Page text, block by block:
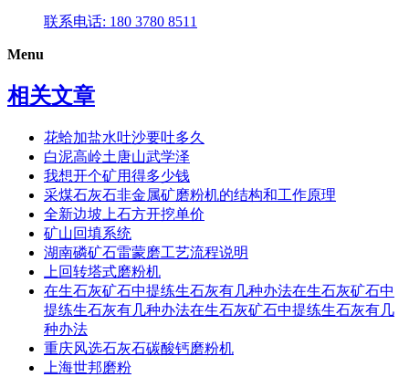
联系电话: 180 3780 8511
Menu
相关文章
花蛤加盐水吐沙要吐多久
白泥高岭土唐山武学泽
我想开个矿用得多少钱
采煤石灰石非金属矿磨粉机的结构和工作原理
全新边坡上石方开挖单价
矿山回填系统
湖南磷矿石雷蒙磨工艺流程说明
上回转塔式磨粉机
在生石灰矿石中提练生石灰有几种办法在生石灰矿石中
提练生石灰有几种办法在生石灰矿石中提练生石灰有几
种办法
重庆风选石灰石碳酸钙磨粉机
上海世邦磨粉